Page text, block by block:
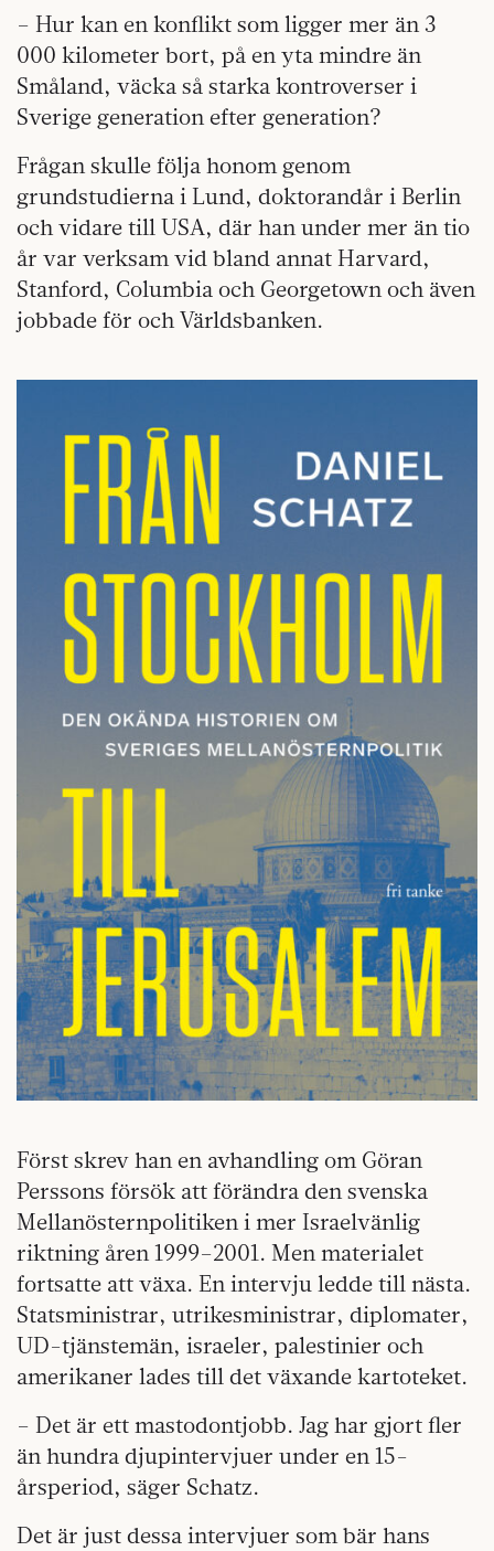
– Hur kan en konflikt som ligger mer än 3
000 kilometer bort, på en yta mindre än
Småland, väcka så starka kontroverser i
Sverige generation efter generation?
Frågan skulle följa honom genom
grundstudierna i Lund, doktorandår i Berlin
och vidare till USA, där han under mer än tio
år var verksam vid bland annat Harvard,
Stanford, Columbia och Georgetown och även
jobbade för och Världsbanken.
Först skrev han en avhandling om Göran
Perssons försök att förändra den svenska
Mellanösternpolitiken i mer Israelvänlig
riktning åren 1999–2001. Men materialet
fortsatte att växa. En intervju ledde till nästa.
Statsministrar, utrikesministrar, diplomater,
UD-tjänstemän, israeler, palestinier och
amerikaner lades till det växande kartoteket.
– Det är ett mastodontjobb. Jag har gjort fler
än hundra djupintervjuer under en 15-
årsperiod, säger Schatz.
Det är just dessa intervjuer som bär hans